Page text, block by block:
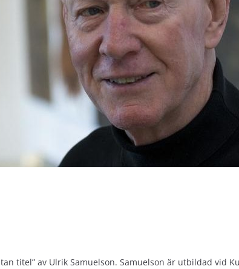
titel” av Ulrik Samuelson. Samuelson är utbildad vid